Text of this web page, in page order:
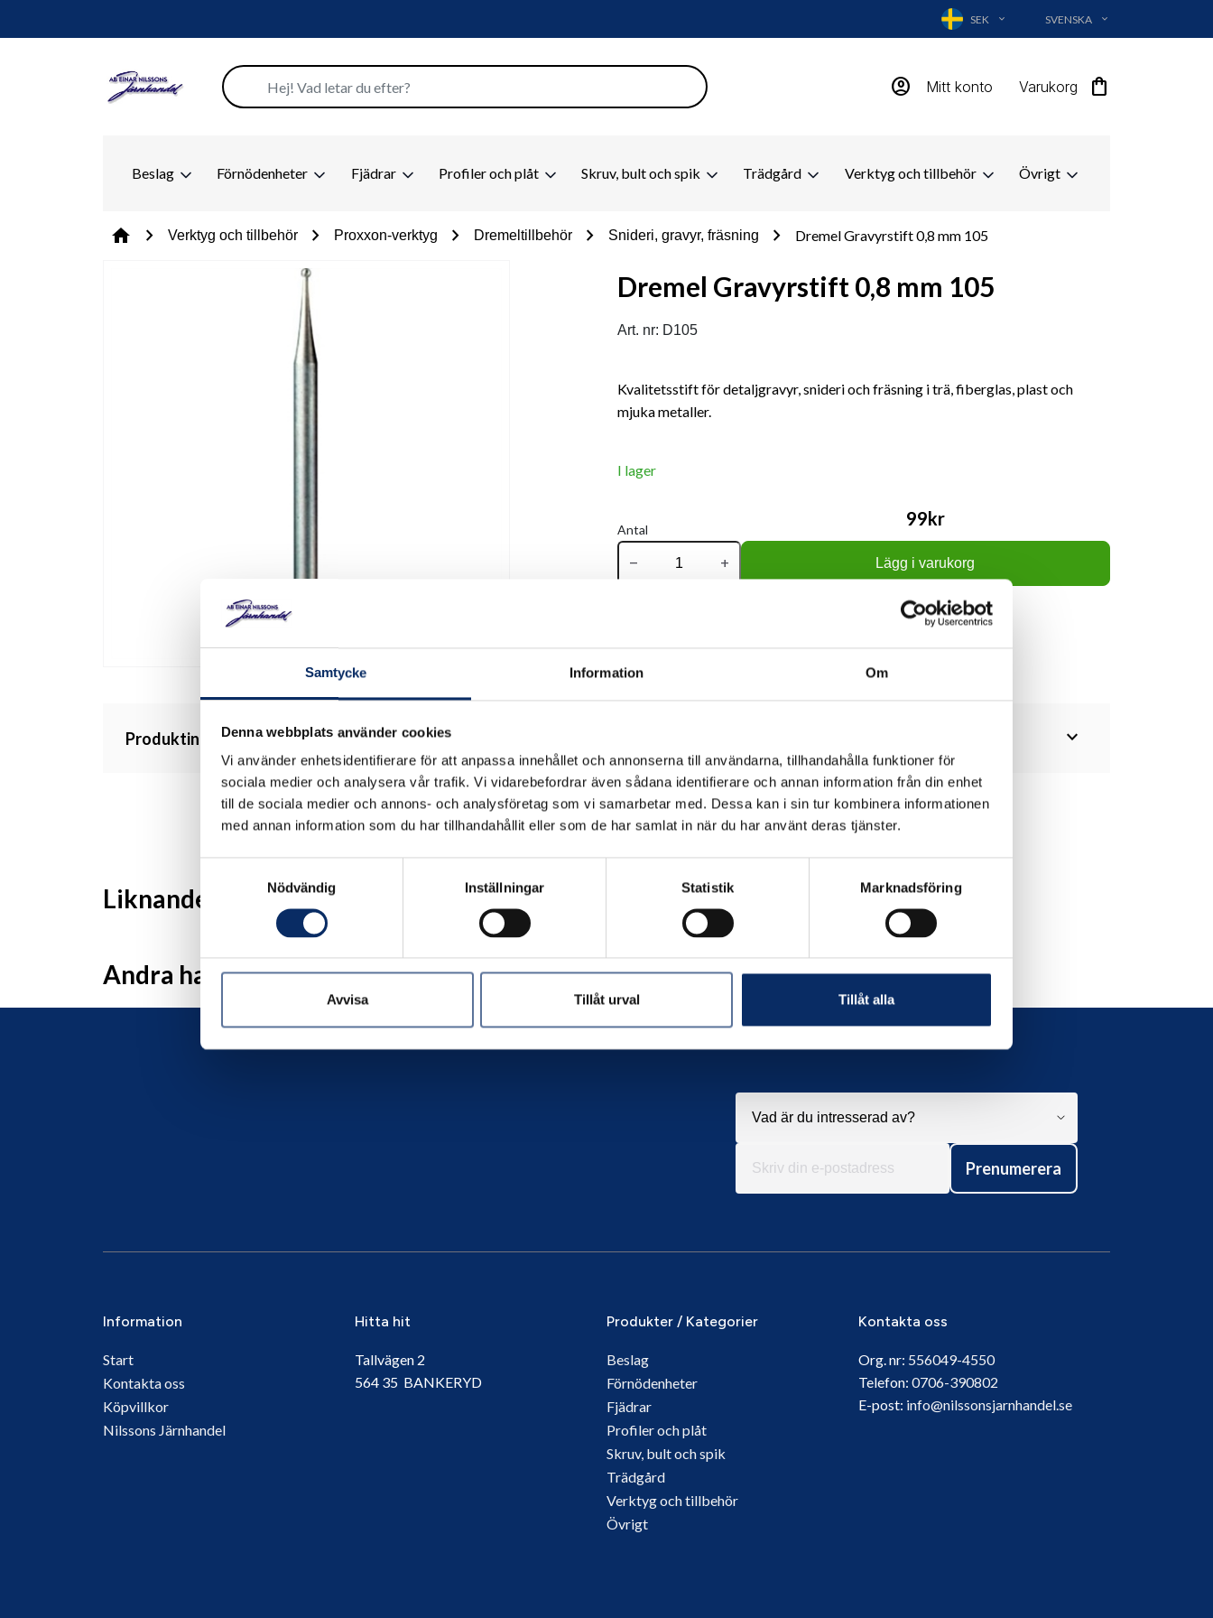
Samtycke Information Om
Denna webbplats använder cookies
Vi använder enhetsidentifierare för att anpassa innehållet och annonserna till användarna, tillhandahålla funktioner för
sociala medier och analysera vår trafik. Vi vidarebefordrar även sådana identifierare och annan information från din enhet
till de sociala medier och annons- och analysföretag som vi samarbetar med. Dessa kan i sin tur kombinera informationen
med annan information som du har tillhandahållit eller som de har samlat in när du har använt deras tjänster.
Nödvändig
Inställningar Statistik Marknadsföring
Avvisa Tillåt urval Tillåt alla
SEK EXPAND_MORE SVENSKA EXPAND_MORE
account_circle Mitt konto Varukorg shopping_bag
Beslag Förnödenheter Fjädrar Profiler och plåt Skruv, bult och spik Trädgård Verktyg och tillbehör Övrigt
home chevron_right Verktyg och tillbehör chevron_right Proxxon-verktyg chevron_right Dremeltillbehör chevron_right Snideri, gravyr, fräsning chevron_right Dremel Gravyrstift 0,8 mm 105
Dremel Gravyrstift 0,8 mm 105
Art. nr: D105
Kvalitetsstift för detaljgravyr, snideri och fräsning i trä, fiberglas, plast och
mjuka metaller.
I lager
Antal
remove add
99kr
Lägg i varukorg
Produktinformation expand_more
Liknande produkter
Andra har även tittat på
Prenumerera
Information
Start
Kontakta oss
Köpvillkor
Nilssons Järnhandel
Hitta hit
Tallvägen 2
564 35 BANKERYD
Produkter / Kategorier
Beslag
Förnödenheter
Fjädrar
Profiler och plåt
Skruv, bult och spik
Trädgård
Verktyg och tillbehör
Övrigt
Kontakta oss
Org. nr: 556049-4550
Telefon: 0706-390802
E-post: info@nilssonsjarnhandel.se